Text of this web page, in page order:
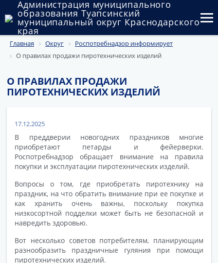
Администрация муниципального
образования Туапсинский
муниципальный округ Краснодарского
края
Округ
Муниципальные закупки
Публичные слушания и общественные обсуждения
Главная Округ
Роспотребнадзор информирует
О правилах продажи пиротехнических изделий
О ПРАВИЛАХ ПРОДАЖИ
ПИРОТЕХНИЧЕСКИХ ИЗДЕЛИЙ
17.12.2025
В преддверии новогодних праздников многие
приобретают петарды и фейерверки.
Роспотребнадзор обращает внимание на правила
покупки и эксплуатации пиротехнических изделий.
Вопросы о том, где приобретать пиротехнику на
праздник, на что обратить внимание при ее покупке и
как хранить очень важны, поскольку покупка
низкосортной подделки может быть не безопасной и
навредить здоровью.
Вот несколько советов потребителям, планирующим
разнообразить праздничные гуляния при помощи
пиротехнических изделий.